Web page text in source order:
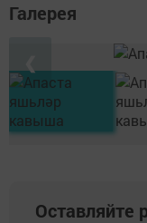
Галерея
Оставляйте